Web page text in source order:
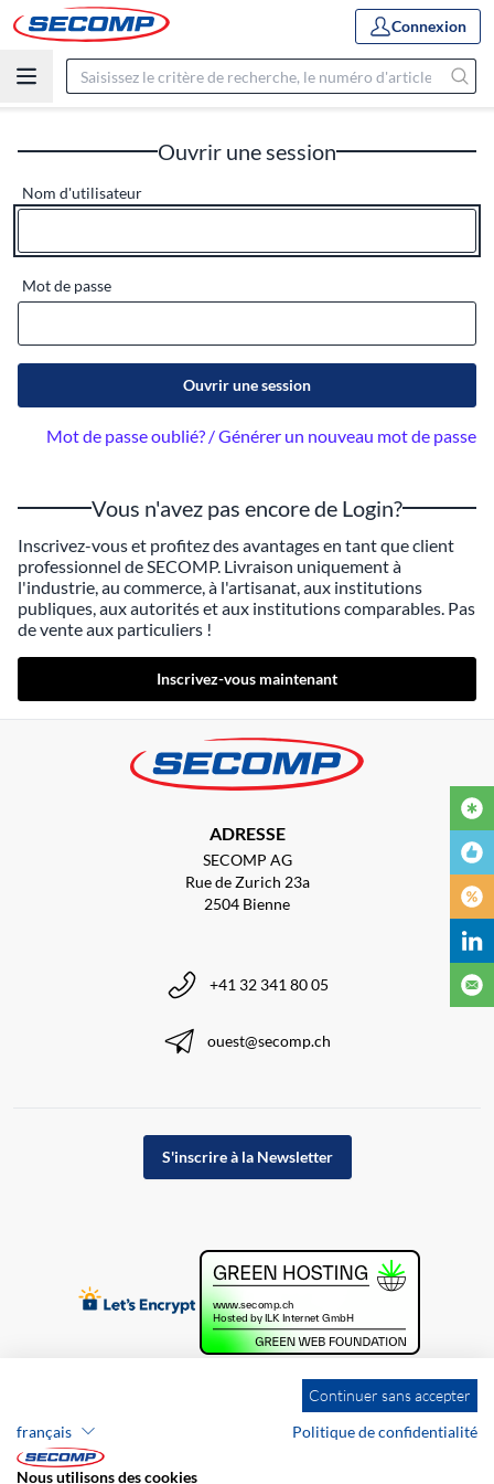
Connexion
Ouvrir une session
Nom d'utilisateur
Mot de passe
Ouvrir une session
Mot de passe oublié? / Générer un nouveau mot de passe
Vous n'avez pas encore de Login?
Inscrivez-vous et profitez des avantages en tant que client
professionnel de SECOMP. Livraison uniquement à
l'industrie, au commerce, à l'artisanat, aux institutions
publiques, aux autorités et aux institutions comparables. Pas
de vente aux particuliers !
Inscrivez-vous maintenant
ADRESSE
SECOMP AG
Rue de Zurich 23a
2504 Bienne
+41 32 341 80 05
ouest@secomp.ch
S'inscrire à la Newsletter
Continuer sans accepter
français
Politique de confidentialité
Nous utilisons des cookies